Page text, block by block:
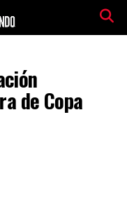
de Copa